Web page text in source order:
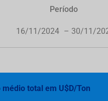
Período
16/11/2024 – 30/11/
médio total em U$D/Ton